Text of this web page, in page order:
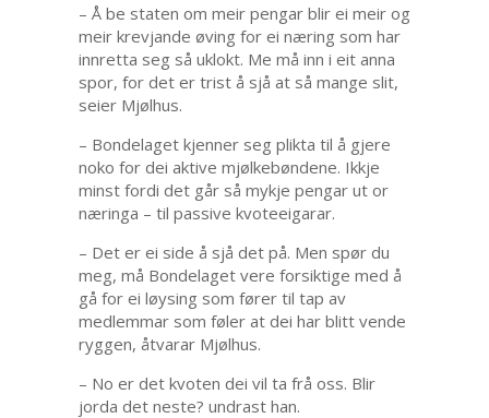
– Å be staten om meir pengar blir ei meir og
meir krevjande øving for ei næring som har
innretta seg så uklokt. Me må inn i eit anna
spor, for det er trist å sjå at så mange slit,
seier Mjølhus.
– Bondelaget kjenner seg plikta til å gjere
noko for dei aktive mjølkebøndene. Ikkje
minst fordi det går så mykje pengar ut or
næringa – til passive kvoteeigarar.
– Det er ei side å sjå det på. Men spør du
meg, må Bondelaget vere forsiktige med å
gå for ei løysing som fører til tap av
medlemmar som føler at dei har blitt vende
ryggen, åtvarar Mjølhus.
– No er det kvoten dei vil ta frå oss. Blir
jorda det neste? undrast han.